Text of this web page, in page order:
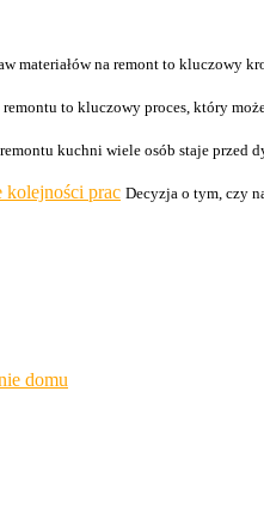
materiałów na remont to kluczowy
to kluczowy proces, który
kuchni wiele osób staje przed
prac Decyzja o tym, czy
domu